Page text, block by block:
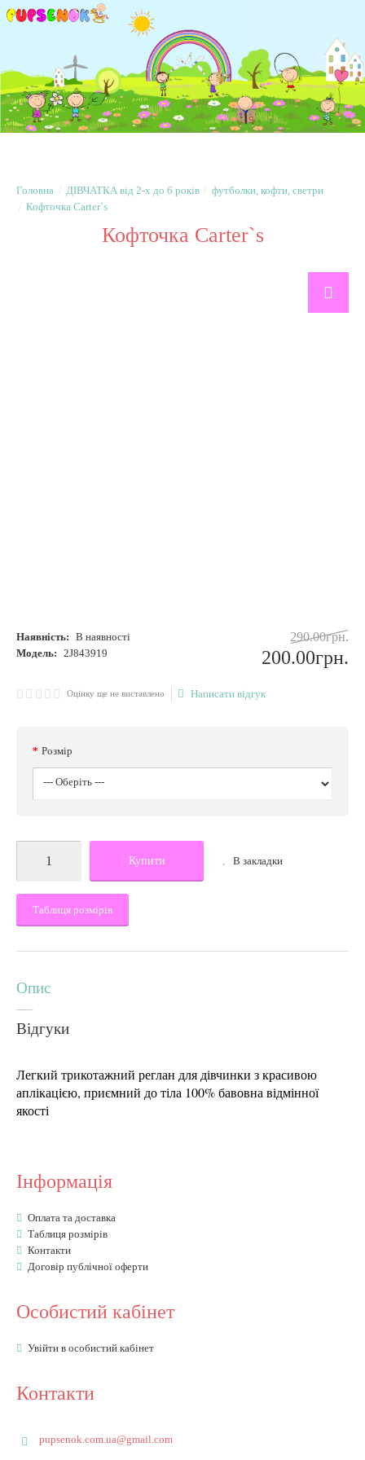
ДІВЧАТКА від 2-х до 6 років
футболки, кофти, светри
Кофточка Carter`s
Кофточка Carter`s
Наявність: В наявності
Модель: 2J843919
290.00грн.
200.00грн.
Оцінку ще не виставлено Написати відгук
Розмір
Купити В закладки
Таблиця розмірів
Опис
Відгуки
Легкий трикотажний реглан для дівчинки з красивою
аплікацією, приємний до тіла 100% бавовна відмінної
якості
Інформація
Оплата та доставка
Таблиця розмірів
Контакти
Договір публічної оферти
Особистий кабінет
Увійти в особистий кабінет
Контакти
pupsenok.com.ua@gmail.com